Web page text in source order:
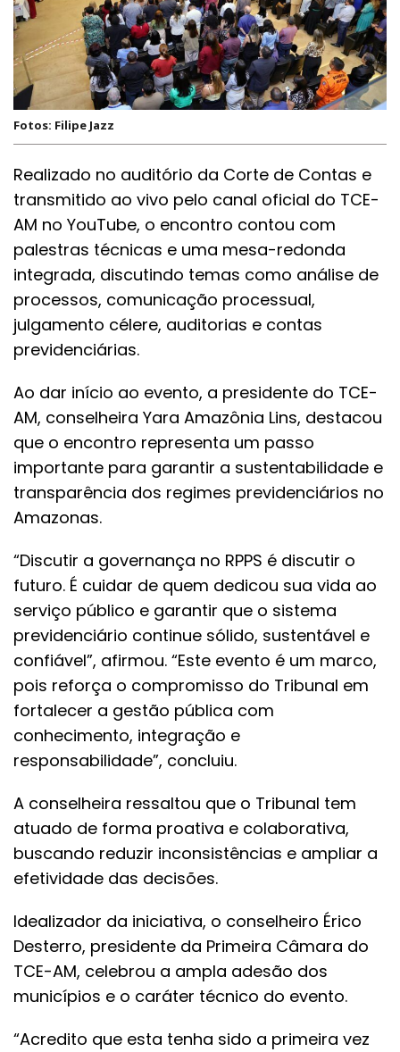
Fotos: Filipe Jazz
Realizado no auditório da Corte de Contas e
transmitido ao vivo pelo canal oficial do TCE-
AM no YouTube, o encontro contou com
palestras técnicas e uma mesa-redonda
integrada, discutindo temas como análise de
processos, comunicação processual,
julgamento célere, auditorias e contas
previdenciárias.
Ao dar início ao evento, a presidente do TCE-
AM, conselheira Yara Amazônia Lins, destacou
que o encontro representa um passo
importante para garantir a sustentabilidade e
transparência dos regimes previdenciários no
Amazonas.
“Discutir a governança no RPPS é discutir o
futuro. É cuidar de quem dedicou sua vida ao
serviço público e garantir que o sistema
previdenciário continue sólido, sustentável e
confiável”, afirmou. “Este evento é um marco,
pois reforça o compromisso do Tribunal em
fortalecer a gestão pública com
conhecimento, integração e
responsabilidade”, concluiu.
A conselheira ressaltou que o Tribunal tem
atuado de forma proativa e colaborativa,
buscando reduzir inconsistências e ampliar a
efetividade das decisões.
Idealizador da iniciativa, o conselheiro Érico
Desterro, presidente da Primeira Câmara do
TCE-AM, celebrou a ampla adesão dos
municípios e o caráter técnico do evento.
“Acredito que esta tenha sido a primeira vez